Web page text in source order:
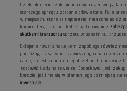
Dzięki oklejeniu, zakupiony nowy rower wygląda
starszego sprzętu zostanie odświeżona. Folia
w miejscach, które są najbardziej narażone na
kamieni lecących spod kół. Folia to również
skutkami transportu sprzętu w bagażniku,
Oklejenie roweru naklejkami zapobiega również
podróżując z sakwami zawieszonymi na rowerze
ramę, co jest zupełnie niepotrzebne, bo przecież
zostawić śladu na rowerze. Dodatkowo, jeśli
bardziej jeśli ma się w planach jego późniejszą
inwestycję